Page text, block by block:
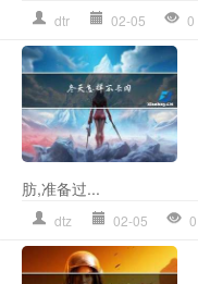
dtr 02-05 0
肪,准备过...
dtz 02-05 0